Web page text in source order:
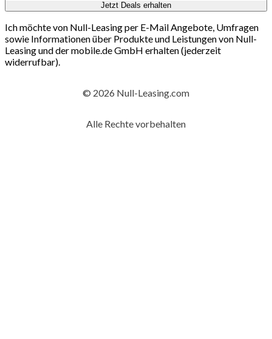
Jetzt Deals erhalten
Ich möchte von Null-Leasing per E-Mail Angebote, Umfragen
sowie Informationen über Produkte und Leistungen von Null-
Leasing und der mobile.de GmbH erhalten (jederzeit
widerrufbar).
© 2026 Null-Leasing.com
Alle Rechte vorbehalten